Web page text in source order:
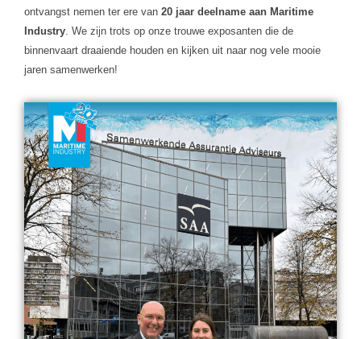
ontvangst nemen ter ere van 20 jaar deelname aan Maritime
Industry . We zijn trots op onze trouwe exposanten die de
binnenvaart draaiende houden en kijken uit naar nog vele mooie
jaren samenwerken!